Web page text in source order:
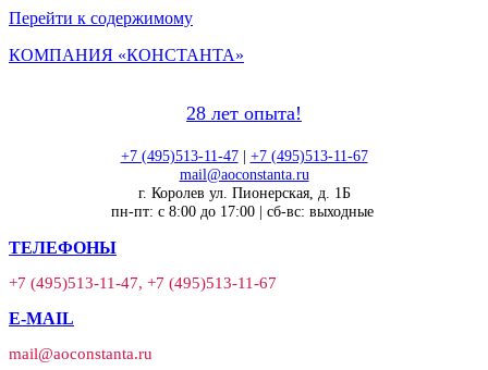
Перейти к содержимому
КОМПАНИЯ «КОНСТАНТА»
28 лет опыта!
+7 (495)513-11-47| +7 (495)513-11-67
mail@aoconstanta.ru
г. Королев ул. Пионерская, д. 1Б
пн-пт: с 8:00 до 17:00 | сб-вс: выходные
ТЕЛЕФОНЫ
+7 (495)513-11-47, +7 (495)513-11-67
E-MAIL
mail@aoconstanta.ru